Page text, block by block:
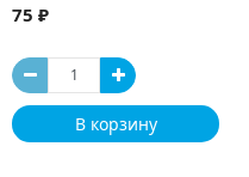
75 ₽
В корзину